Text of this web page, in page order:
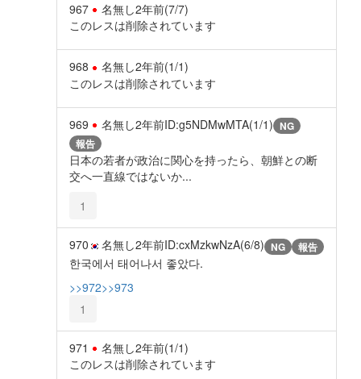
967 名無し2年前(7/7)
このレスは削除されています
968 名無し2年前(1/1)
このレスは削除されています
969 名無し2年前ID:g5NDMwMTA(1/1) NG
報告
日本の若者が政治に関心を持ったら、朝鮮との断
交へ一直線ではないか...
1
970 名無し2年前ID:cxMzkwNzA(6/8) NG 報告
한국에서 태어나서 좋았다.
>>972>>973
1
971 名無し2年前(1/1)
このレスは削除されています